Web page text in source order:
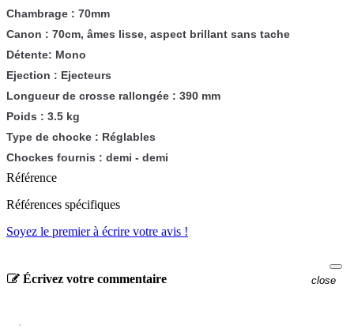
Chambrage : 70mm
Canon : 70cm, âmes lisse, aspect brillant sans tache
Détente: Mono
Ejection : Ejecteurs
Longueur de crosse rallongée : 390 mm
Poids : 3.5 kg
Type de chocke : Réglables
Chockes fournis : demi - demi
Référence
Références spécifiques
Soyez le premier à écrire votre avis !
Écrivez votre commentaire close